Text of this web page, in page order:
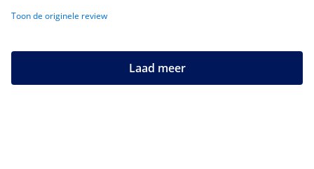
Toon de originele review
Laad meer